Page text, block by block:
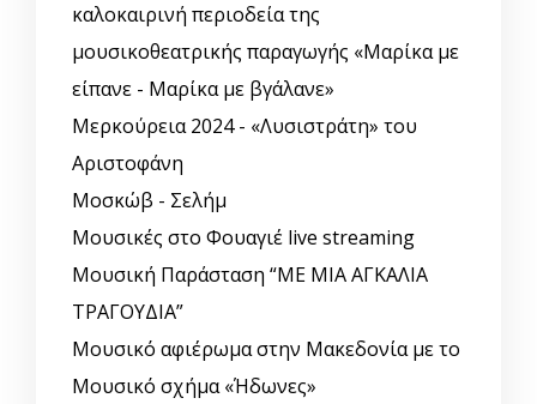
καλοκαιρινή περιοδεία της
μουσικοθεατρικής παραγωγής «Μαρίκα με
είπανε - Μαρίκα με βγάλανε»
Μερκούρεια 2024 - «Λυσιστράτη» του
Αριστοφάνη
Μοσκώβ - Σελήμ
Μουσικές στο Φουαγιέ live streaming
Μουσική Παράσταση “ΜΕ ΜΙΑ ΑΓΚΑΛΙΑ
ΤΡΑΓΟΥΔΙΑ”
Μουσικό αφιέρωμα στην Μακεδονία με το
Μουσικό σχήμα «Ήδωνες»